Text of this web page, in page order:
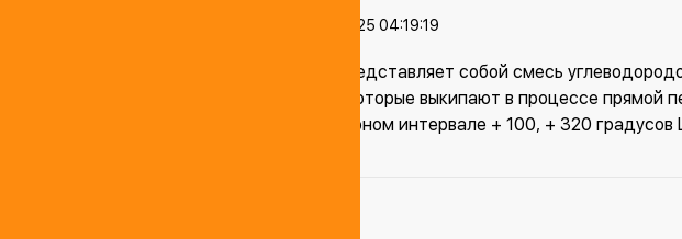
20.07.2025 04:19:19
Керосин представляет собой смесь
менее 16, которые выкипают в процессе прямой
температурном интервале + 100, + 320 градусов